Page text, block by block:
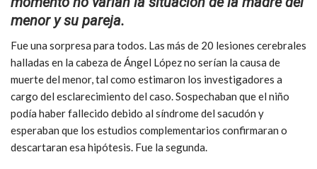
menor y su pareja.
Fue una sorpresa para todos. Las más de 20 lesiones cerebrales
halladas en la cabeza de Ángel López no serían la causa de
muerte del menor, tal como estimaron los investigadores a
cargo del esclarecimiento del caso. Sospechaban que el niño
podía haber fallecido debido al síndrome del sacudón y
esperaban que los estudios complementarios confirmaran o
descartaran esa hipótesis. Fue la segunda.